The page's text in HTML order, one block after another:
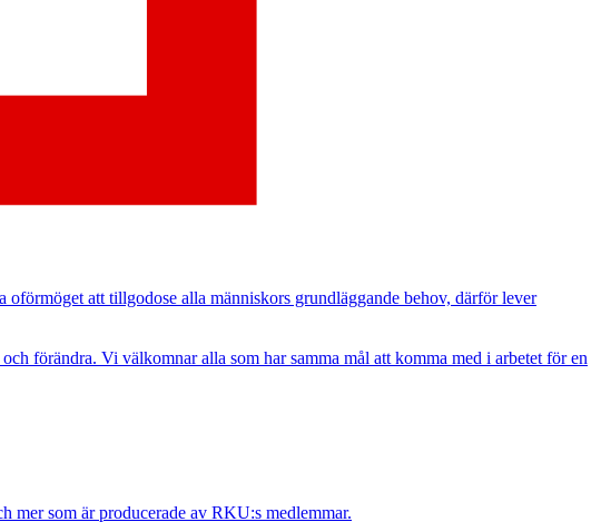
att tillgodose alla människors grundläggande behov, därför lever
förändra. Vi välkomnar alla som har samma mål att komma med i arbetet för en
som är producerade av RKU:s medlemmar.